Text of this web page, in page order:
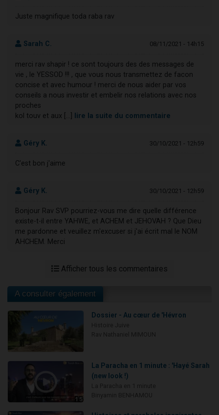
Juste magnifique toda raba rav
Sarah C. 08/11/2021 - 14h15
merci rav shapir ! ce sont toujours des des messages de
vie , le YESSOD !!! , que vous nous transmettez de facon
concise et avec humour ! merci de nous aider par vos
conseils a nous investir et embelir nos relations avec nos
proches
kol touv et aux [...]
lire la suite du commentaire
Géry K. 30/10/2021 - 12h59
C'est bon j'aime
Géry K. 30/10/2021 - 12h59
Bonjour Rav SVP pourriez-vous me dire quelle différence
existe-t-il entre YAHWE, et ACHEM et JEHOVAH ? Que Dieu
me pardonne et veuillez m'excuser si j'ai écrit mal le NOM
AHCHEM. Merci
Afficher tous les commentaires
A consulter également
Dossier - Au cœur de 'Hévron
La Paracha en 1 minute : 'Hayé Sarah
(new look !)